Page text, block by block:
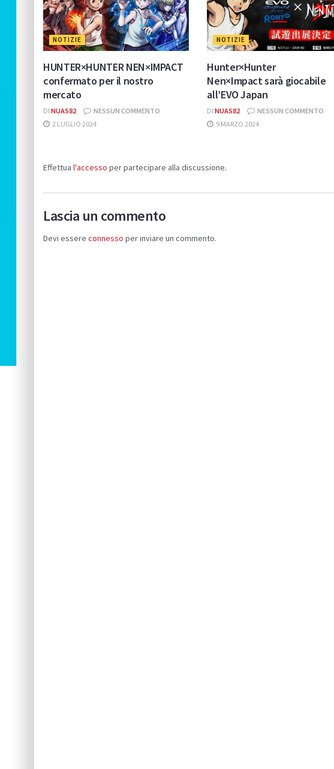
NOTIZIE
HUNTER×HUNTER NEN×IMPACT
confermato per il nostro
mercato
DI NUAS82
NESSUN COMMENTO
2 LUGLIO 2024
NOTIZIE
Hunter×Hunter
Nen×Impact sarà giocabile
all’EVO Japan
DI NUAS82
NESSUN COMMENTO
9 MARZO 2024
Effettua l'accesso per partecipare alla discussione.
Lascia un commento
Devi essere connesso per inviare un commento.